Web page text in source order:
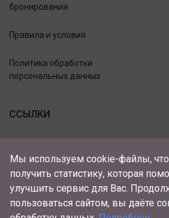
бронирования
Правила и условия
Политика обработки
персональных данных
ССЫЛКИ
© 2022 - 2024 RUSSIALIKE.
Мы используем cookie-файлы,
получить статистику, которая
улучшить сервис для Вас.
пользоваться сайтом, вы даёте